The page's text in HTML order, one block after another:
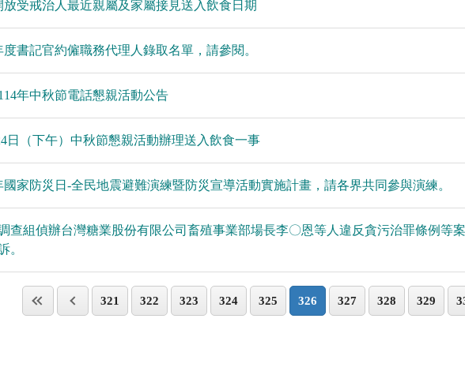
受戒治人最近親屬及家屬接見送入飲食日期
度書記官約僱職務代理人錄取名單，請參閱。
年中秋節電話懇親活動公告
日（下午）中秋節懇親活動辦理送入飲食一事
國家防災日-全民地震避難演練暨防災宣導活動實施計畫，請各界共同參與演練。
查組偵辦台灣糖業股份有限公司畜殖事業部場長李〇恩等人違反貪污治罪條例等
。
321 322 323 324 325 326 327 328 329